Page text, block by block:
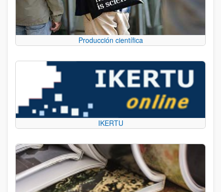
Producción científica
IKERTU